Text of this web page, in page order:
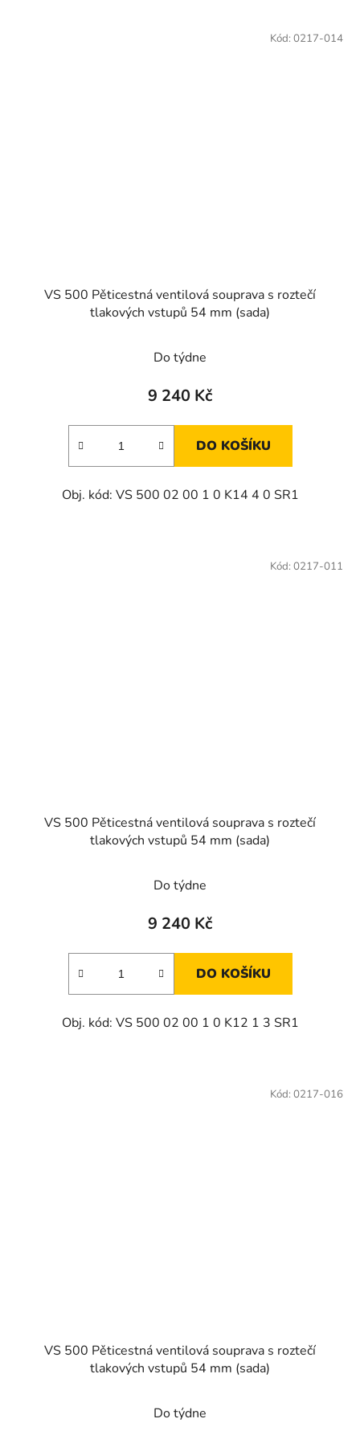
VS 500 Pěticestná ventilová souprava s roztečí
tlakových vstupů 54 mm (sada)
Do týdne
9 240 Kč
DO KOŠÍKU
Obj. kód: VS 500 02 00 1 0 K14 4 0 SR1
Kód: 0217-014
VS 500 Pěticestná ventilová souprava s roztečí
tlakových vstupů 54 mm (sada)
hodnocení
produktu
3,0
hvězdiček.
Do týdne
9 240 Kč
DO KOŠÍKU
Obj. kód: VS 500 02 00 1 0 K12 1 3 SR1
Kód: 0217-011
VS 500 Pěticestná ventilová souprava s roztečí
tlakových vstupů 54 mm (sada)
Do týdne
Kód: 0217-016